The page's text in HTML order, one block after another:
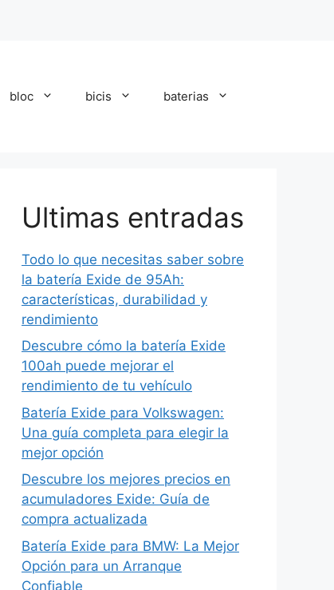
bloc bicis baterias
Ultimas entradas
Todo lo que necesitas saber sobre
la batería Exide de 95Ah:
características, durabilidad y
rendimiento
Descubre cómo la batería Exide
100ah puede mejorar el
rendimiento de tu vehículo
Batería Exide para Volkswagen:
Una guía completa para elegir la
mejor opción
Descubre los mejores precios en
acumuladores Exide: Guía de
compra actualizada
Batería Exide para BMW: La Mejor
Opción para un Arranque
Confiable